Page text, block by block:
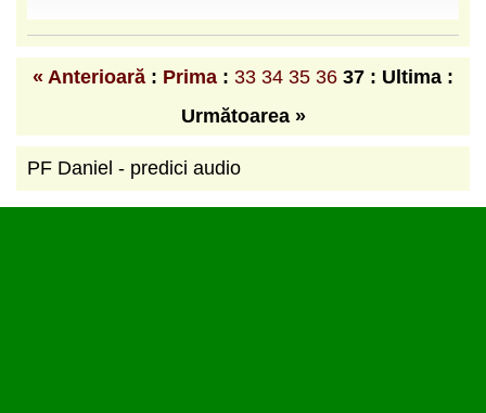
« Anterioară : Prima : 33 34 35 36 37 : Ultima :
Următoarea »
PF Daniel - predici audio